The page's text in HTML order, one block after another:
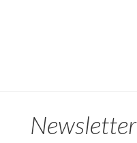
Newsletter